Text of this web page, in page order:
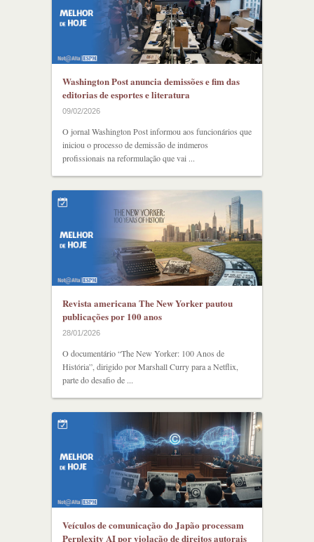
Washington Post anuncia demissões e fim das
editorias de esportes e literatura
09/02/2026
O jornal Washington Post informou aos funcionários que
iniciou o processo de demissão de inúmeros
profissionais na reformulação que vai ...
Revista americana The New Yorker pautou
publicações por 100 anos
28/01/2026
O documentário “The New Yorker: 100 Anos de
História”, dirigido por Marshall Curry para a Netflix,
parte do desafio de ...
Veículos de comunicação do Japão processam
Perplexity AI por violação de direitos autorais